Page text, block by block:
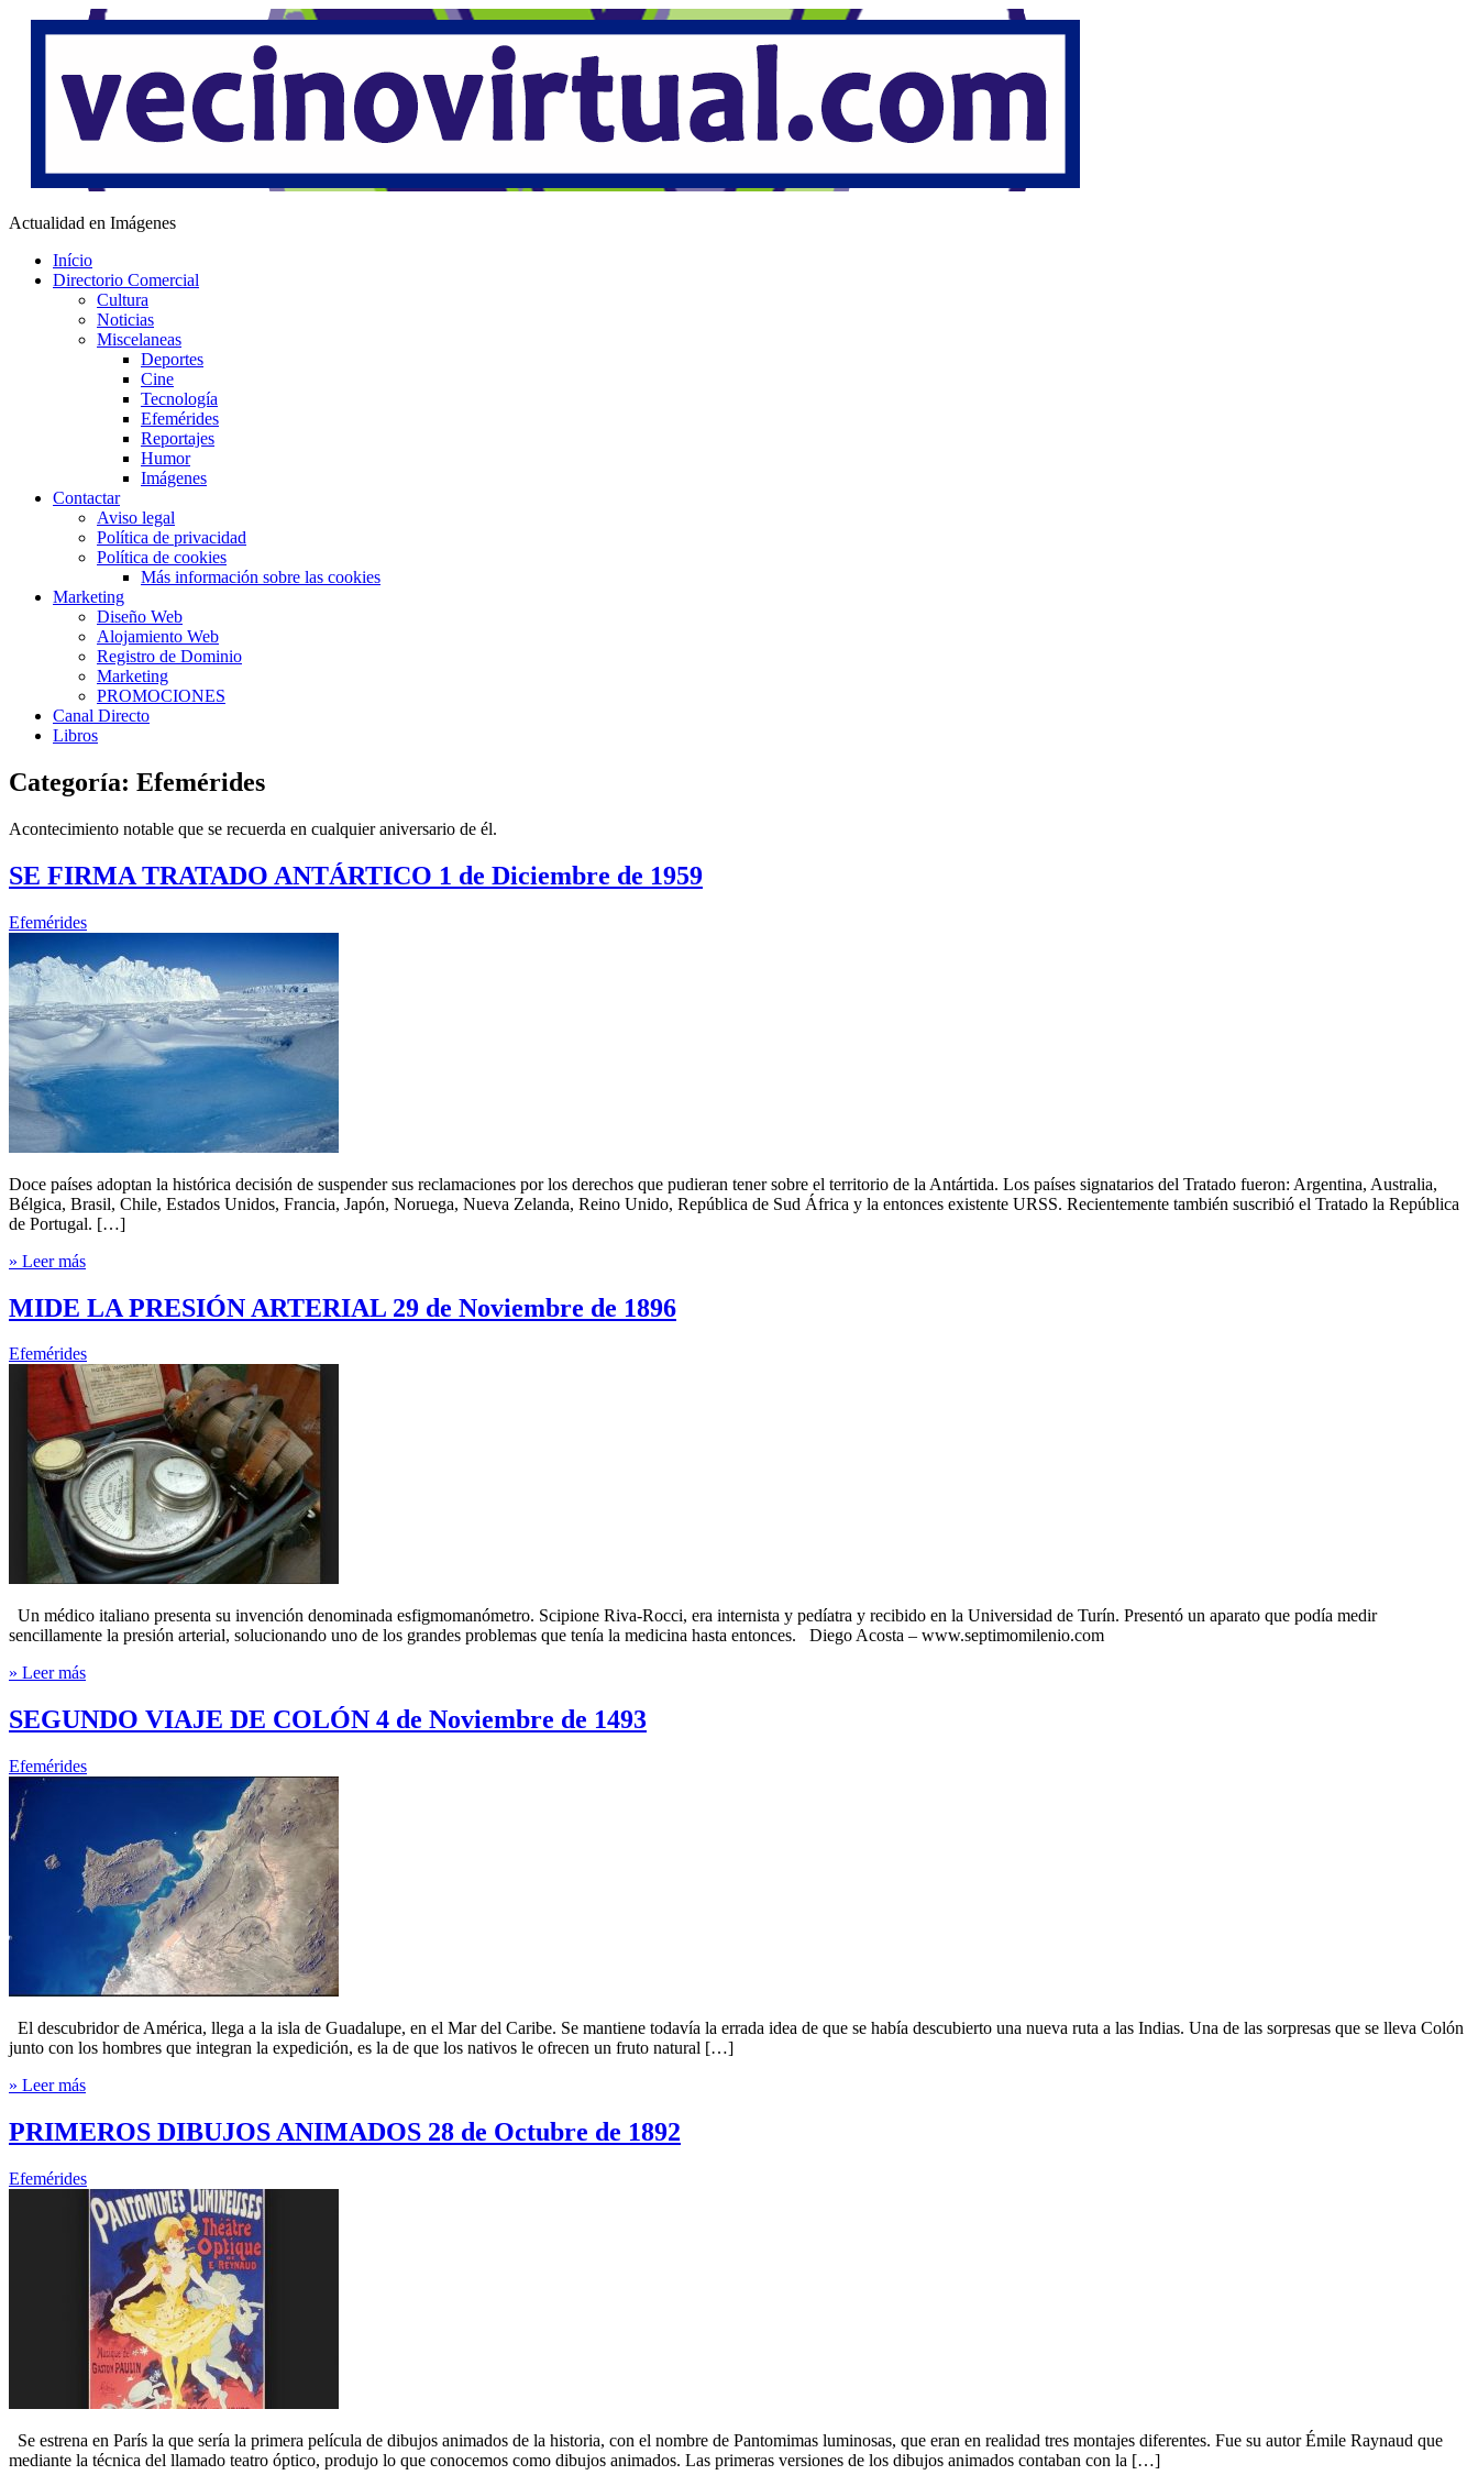
Saltar
Vecino Virtual
Actualidad en Imágenes
Início
Directorio Comercial
Cultura
Noticias
Miscelaneas
Deportes
Cine
Tecnología
Efemérides
Reportajes
Humor
Imágenes
Contactar
Aviso legal
Política de privacidad
Política de cookies
Más información sobre las cookies
Marketing
Diseño Web
Alojamiento Web
Registro de Dominio
Marketing
PROMOCIONES
Canal Directo
Libros
Categoría: Efemérides
Acontecimiento notable que se recuerda en cualquier aniversario de él.
SE FIRMA TRATADO ANTÁRTICO 1 de Diciembre de 1959
Efemérides
Doce países adoptan la histórica decisión de suspender sus reclamaciones por los derechos que pudieran tener sobre el territorio de la Antártida. Los países signatarios del Tratado fueron: Argentina, Australia,
Bélgica, Brasil, Chile, Estados Unidos, Francia, Japón, Noruega, Nueva Zelanda, Reino Unido, República de Sud África y la entonces existente URSS. Recientemente también suscribió el Tratado la República
de Portugal. […]
» Leer más
MIDE LA PRESIÓN ARTERIAL 29 de Noviembre de 1896
Efemérides
Un médico italiano presenta su invención denominada esfigmomanómetro. Scipione Riva-Rocci, era internista y pedíatra y recibido en la Universidad de Turín. Presentó un aparato que podía medir
sencillamente la presión arterial, solucionando uno de los grandes problemas que tenía la medicina hasta entonces. Diego Acosta – www.septimomilenio.com
» Leer más
SEGUNDO VIAJE DE COLÓN 4 de Noviembre de 1493
Efemérides
El descubridor de América, llega a la isla de Guadalupe, en el Mar del Caribe. Se mantiene todavía la errada idea de que se había descubierto una nueva ruta a las Indias. Una de las sorpresas que se lleva Colón
junto con los hombres que integran la expedición, es la de que los nativos le ofrecen un fruto natural […]
» Leer más
PRIMEROS DIBUJOS ANIMADOS 28 de Octubre de 1892
Efemérides
Se estrena en París la que sería la primera película de dibujos animados de la historia, con el nombre de Pantomimas luminosas, que eran en realidad tres montajes diferentes. Fue su autor Émile Raynaud que
mediante la técnica del llamado teatro óptico, produjo lo que conocemos como dibujos animados. Las primeras versiones de los dibujos animados contaban con la […]